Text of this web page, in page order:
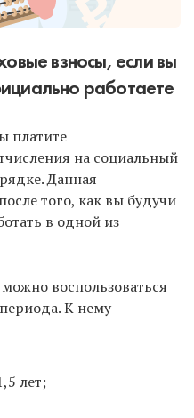
взносы, если вы
работаете
платите
на социальный
Данная
того, как вы будучи
в одной из
воспользоваться
К нему
лет;